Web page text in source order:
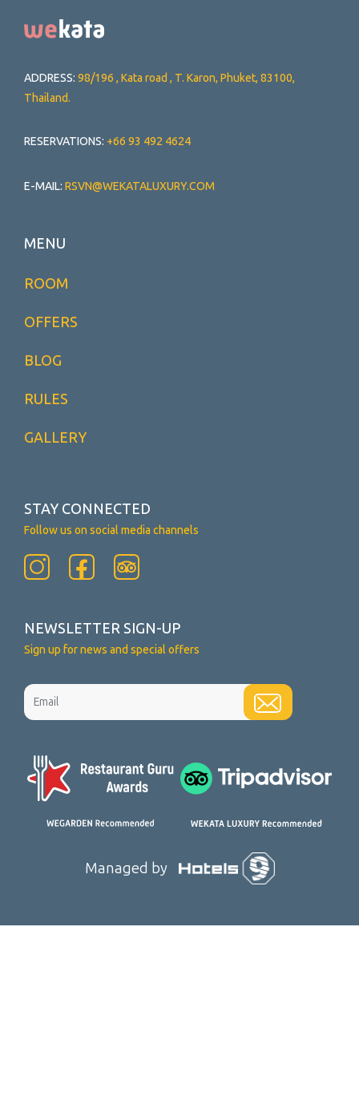
ADDRESS: 98/196 , Kata road , T. Karon, Phuket, 83100,
Thailand.
RESERVATIONS: +66 93 492 4624
E-MAIL: RSVN@WEKATALUXURY.COM
MENU
ROOM
OFFERS
BLOG
RULES
GALLERY
STAY CONNECTED
Follow us on social media channels
NEWSLETTER SIGN-UP
Sign up for news and special offers
Managed by